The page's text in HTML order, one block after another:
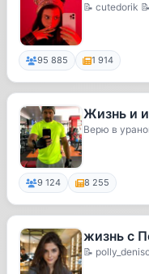
📝 cutedorik 📝
95 885 1 914
Жизнь и
Верю в
9 124 8 255
жизнь с
📝